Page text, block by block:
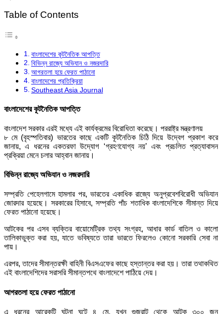
Table of Contents
বাংলাদেশের কূটনৈতিক আপত্তি
বিভিন্ন রাজ্যে অভিযান ও নজরদারি
আগরতলা হয়ে ফেরত পাঠানো
বাংলাদেশের প্রতিক্রিয়া
Southeast Asia Journal
বাংলাদেশের কূটনৈতিক আপত্তি
বাংলাদেশ সরকার এরই মধ্যে এই কার্যক্রমের বিরোধিতা করেছে। পররাষ্ট্র মন্ত্রণালয়
৮ মে (বৃহস্পতিবার) ভারতের কাছে একটি কূটনৈতিক চিঠি দিয়ে উদ্বেগ প্রকাশ করে
জানায়, এ ধরনের একতরফা উদ্যোগ ‘গ্রহণযোগ্য নয়’ এবং প্রচলিত প্রত্যাবাসন
প্রক্রিয়া মেনে চলার আহ্বান জানায়।
বিভিন্ন রাজ্যে অভিযান ও নজরদারি
সম্প্রতি পেহেলগামে হামলার পর, ভারতের একাধিক রাজ্যে অনুপ্রবেশবিরোধী অভিযান
জোরদার হয়েছে। সরকারের হিসাবে, সম্প্রতি পাঁচ শতাধিক বাংলাদেশিকে সীমান্ত দিয়ে
ফেরত পাঠানো হয়েছে।
আটকের পর এসব ব্যক্তির বায়োমেট্রিক তথ্য সংগ্রহ, আধার কার্ড বাতিল ও কালো
তালিকাভুক্ত করা হয়, যাতে ভবিষ্যতে তারা ভারতে ফিরলেও কোনো সরকারি সেবা না
পায়।
এরপর, তাদের সীমান্তরক্ষী বাহিনী বিএসএফের কাছে হস্তান্তর করা হয়। তারা তথাকথিত
এই বাংলাদেশিদের সরাসরি সীমান্তপথে বাংলাদেশে পাঠিয়ে দেয়।
আগরতলা হয়ে ফেরত পাঠানো
এ ধরনের আরেকটি ঘটনা ঘটে ৪ মে, যখন গুজরাট থেকে আটক ৩০০ জন